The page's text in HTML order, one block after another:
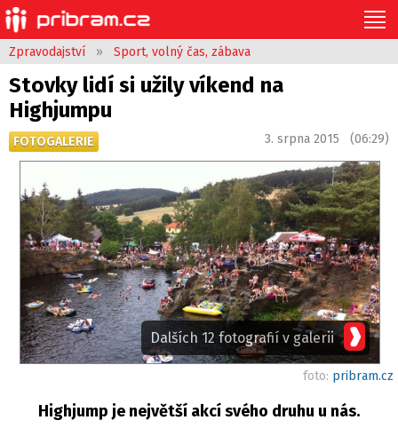
Zpravodajství » Sport, volný čas, zábava
Stovky lidí si užily víkend na
Highjumpu
FOTOGALERIE 3. srpna 2015 (06:29)
Dalších 12 fotografií v galerii
foto: pribram.cz
Highjump je největší akcí svého druhu u nás.